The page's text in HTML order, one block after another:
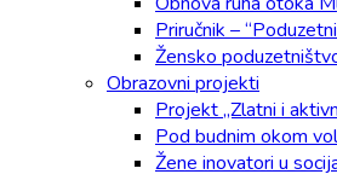
Priručnik –
Žensko
Obrazovni projekti
Projekt „Zlatni i
Pod budnim okom
Žene inovatori u